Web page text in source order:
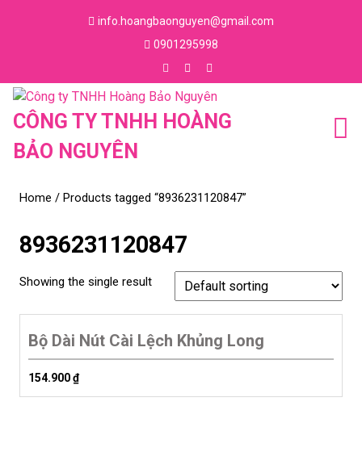
info.hoangbaonguyen@gmail.com
0901295998
Number
Facebook
Instagram
Youtube
CÔNG TY TNHH HOÀNG
BẢO NGUYÊN
Home / Products tagged “8936231120847”
8936231120847
Showing the single result
Bộ Dài Nút Cài Lệch Khủng Long
154.900₫